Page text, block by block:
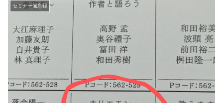
セミナー備忘録